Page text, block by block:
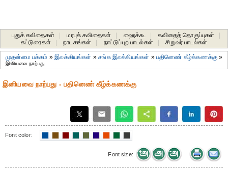
புதுக் கவிதைகள் மரபுக் கவிதைகள் ஹைக்கூ கவிதைத் தொகுப்புகள்
கட்டுரைகள்
நாடகங்கள் நாட்டுப்புற பாடல்கள் சிறுவர் பாடல்கள்
முதன்மை பக்கம் »இலக்கியங்கள் »சங்க இலக்கியங்கள் » பதினெண் கீழ்க்கணக்கு »
இனியவை நாற்பது
இனியவை நாற்பது - பதினெண் கீழ்க்கணக்கு
Font color:
Font size: